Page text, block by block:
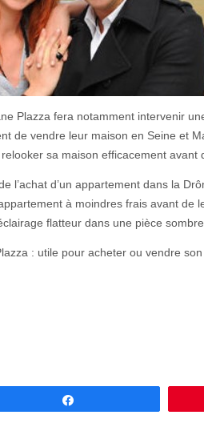
Plazza fera notamment intervenir
de vendre leur maison en Seine et
sa maison efficacement avant
l’achat d’un appartement dans la
à moindres frais avant de
flatteur dans une pièce
: utile pour acheter ou vendre